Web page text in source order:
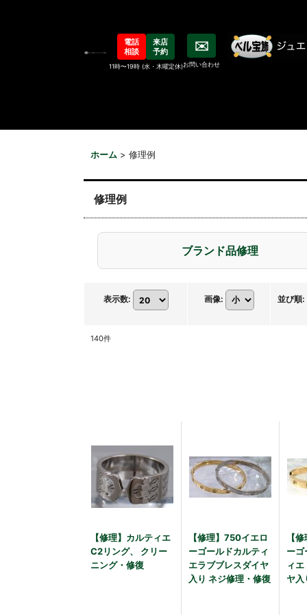
電話
相談
来店
予約
11時〜19時 (水・木曜定休)
✉️
お問い合わせ
ホーム > 修理例
修理例
ブランド品修理
表示数: 画像: 並び順:
140件
【修理】カルティエ
C2リング、 クリー
ニング・修復
【修理】750イエロ
ーゴールドカルティ
エラブブレスダイヤ
入り ネジ修理・修復
【
ーゴ
ィ
ヤ入